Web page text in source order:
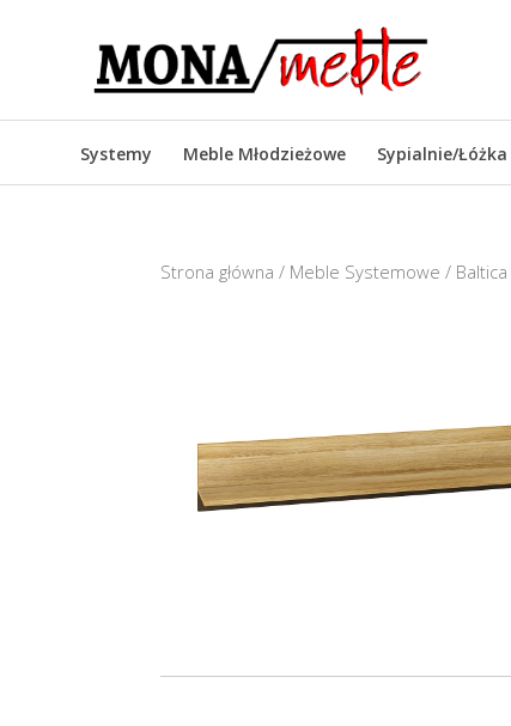
Systemy Meble Młodzieżowe Sypialnie/Łóżka
Strona główna / Meble Systemowe / Baltica